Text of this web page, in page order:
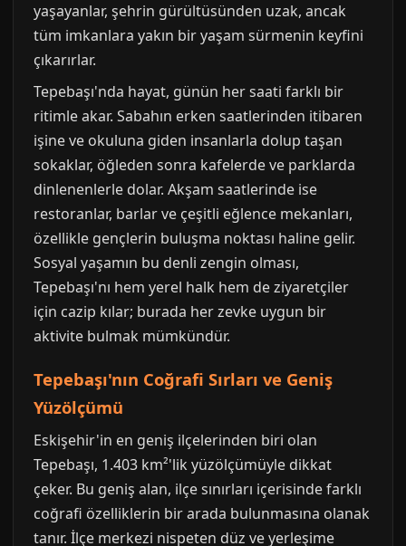
yaşayanlar, şehrin gürültüsünden uzak, ancak
tüm imkanlara yakın bir yaşam sürmenin keyfini
çıkarırlar.
Tepebaşı'nda hayat, günün her saati farklı bir
ritimle akar. Sabahın erken saatlerinden itibaren
işine ve okuluna giden insanlarla dolup taşan
sokaklar, öğleden sonra kafelerde ve parklarda
dinlenenlerle dolar. Akşam saatlerinde ise
restoranlar, barlar ve çeşitli eğlence mekanları,
özellikle gençlerin buluşma noktası haline gelir.
Sosyal yaşamın bu denli zengin olması,
Tepebaşı'nı hem yerel halk hem de ziyaretçiler
için cazip kılar; burada her zevke uygun bir
aktivite bulmak mümkündür.
Tepebaşı'nın Coğrafi Sırları ve Geniş
Yüzölçümü
Eskişehir'in en geniş ilçelerinden biri olan
Tepebaşı, 1.403 km²'lik yüzölçümüyle dikkat
çeker. Bu geniş alan, ilçe sınırları içerisinde farklı
coğrafi özelliklerin bir arada bulunmasına olanak
tanır. İlçe merkezi nispeten düz ve yerleşime